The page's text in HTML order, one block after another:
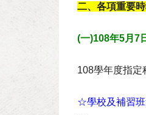
二、各項重要
(一)108年5月7
108學年度指定
☆學校及補習班